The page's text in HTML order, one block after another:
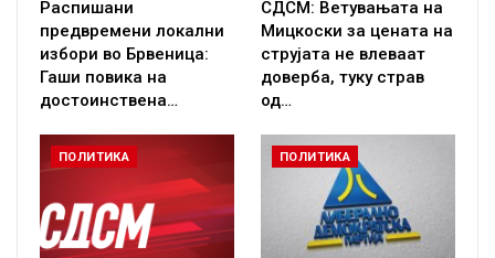
Распишани
предвремени локални
избори во Брвеница:
Гаши повика на
достоинствена…
СДСМ: Ветувањата на
Мицкоски за цената на
струјата не влеваат
доверба, туку страв
од…
ПОЛИТИКА ПОЛИТИКА